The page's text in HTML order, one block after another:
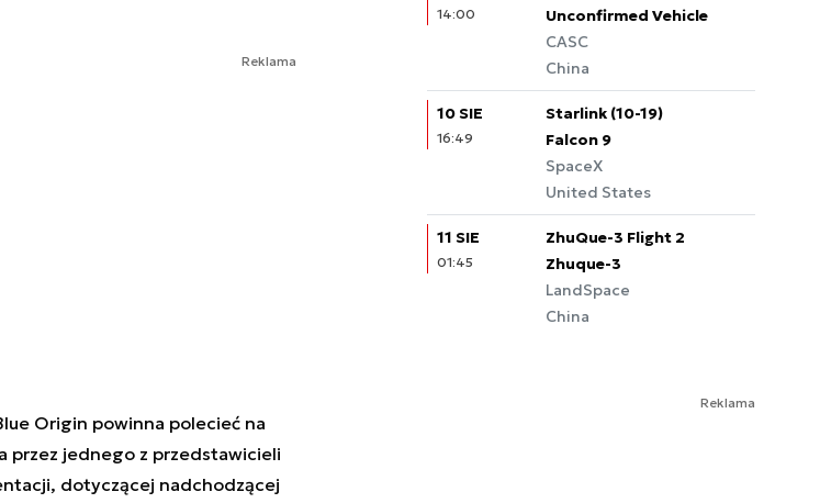
Reklama
Origin powinna polecieć na
przez jednego z przedstawicieli
dotyczącej nadchodzącej
14:00
Unconfirmed Vehicle
CASC
China
10 SIE
16:49
Starlink (10-19)
Falcon 9
SpaceX
United States
11 SIE
01:45
ZhuQue-3 Flight 2
Zhuque-3
LandSpace
China
Reklama